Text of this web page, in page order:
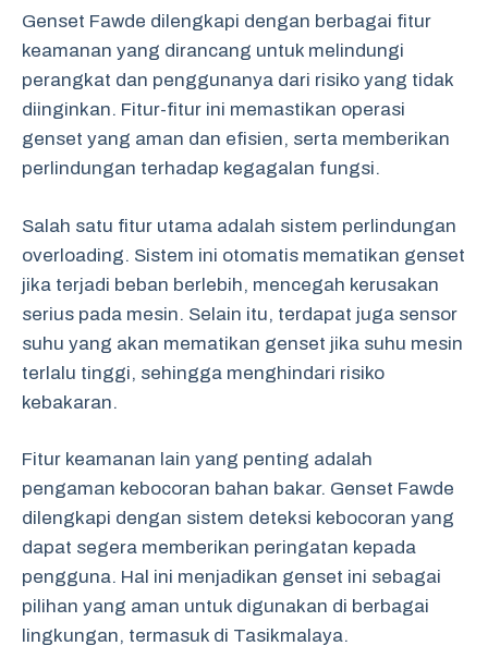
Genset Fawde dilengkapi dengan berbagai fitur
keamanan yang dirancang untuk melindungi
perangkat dan penggunanya dari risiko yang tidak
diinginkan. Fitur-fitur ini memastikan operasi
genset yang aman dan efisien, serta memberikan
perlindungan terhadap kegagalan fungsi.
Salah satu fitur utama adalah sistem perlindungan
overloading. Sistem ini otomatis mematikan genset
jika terjadi beban berlebih, mencegah kerusakan
serius pada mesin. Selain itu, terdapat juga sensor
suhu yang akan mematikan genset jika suhu mesin
terlalu tinggi, sehingga menghindari risiko
kebakaran.
Fitur keamanan lain yang penting adalah
pengaman kebocoran bahan bakar. Genset Fawde
dilengkapi dengan sistem deteksi kebocoran yang
dapat segera memberikan peringatan kepada
pengguna. Hal ini menjadikan genset ini sebagai
pilihan yang aman untuk digunakan di berbagai
lingkungan, termasuk di Tasikmalaya.